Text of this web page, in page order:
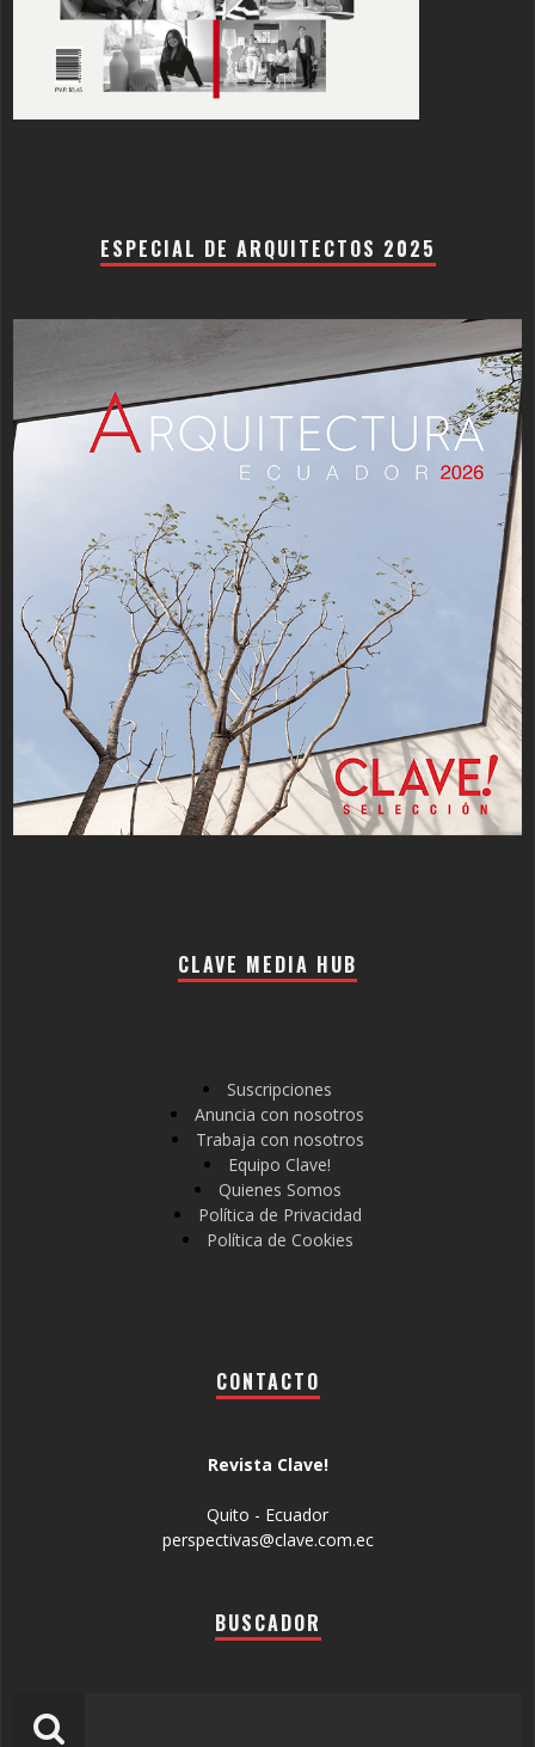
ESPECIAL DE ARQUITECTOS 2025
CLAVE MEDIA HUB
Suscripciones
Anuncia con nosotros
Trabaja con nosotros
Equipo Clave!
Quienes Somos
Política de Privacidad
Política de Cookies
CONTACTO
Revista Clave!
Quito - Ecuador
perspectivas@clave.com.ec
BUSCADOR